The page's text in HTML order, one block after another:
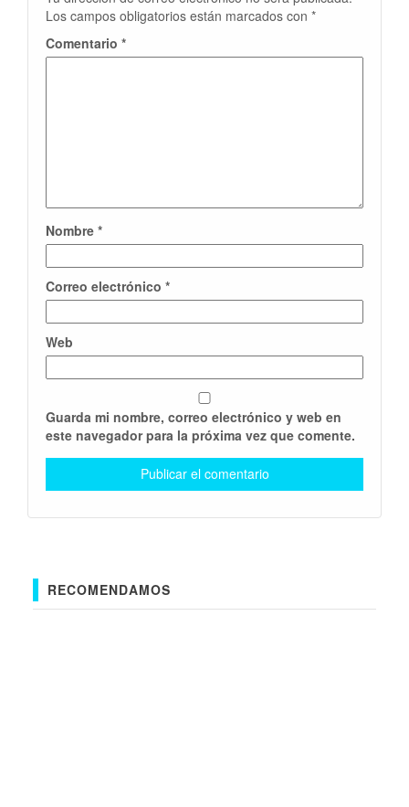
Los campos obligatorios están marcados con *
Comentario *
Nombre *
Correo electrónico *
Web
Guarda mi nombre, correo electrónico y web en
este navegador para la próxima vez que comente.
RECOMENDAMOS